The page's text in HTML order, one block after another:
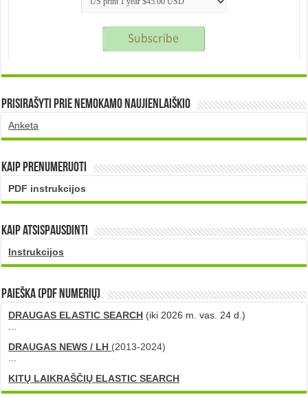
Prisirašyti prie nemokamo naujienlaiškio
Anketa
Kaip prenumeruoti
PDF instrukcijos
Kaip atsispausdinti
Instrukcijos
PAIEŠKA (PDF numerių)
DRAUGAS ELASTIC SEARCH (iki 2026 m. vas. 24 d.)
DRAUGAS NEWS / LH (2013-2024)
KITŲ LAIKRAŠČIŲ ELASTIC SEARCH